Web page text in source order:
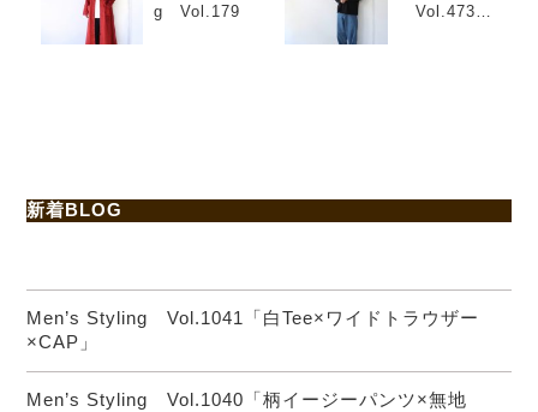
g Vol.179
Vol.473
新着BLOG
Men’s Styling Vol.1041「白Tee×ワイドトラウザー
×CAP」
Men’s Styling Vol.1040「柄イージーパンツ×無地